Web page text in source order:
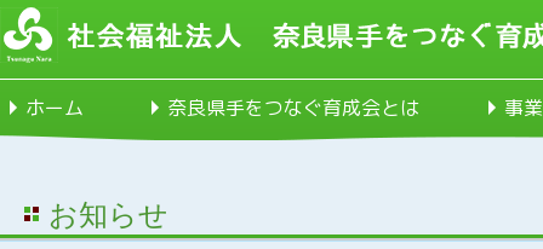
ホーム 奈良県手をつなぐ育成会とは 事
お知らせ